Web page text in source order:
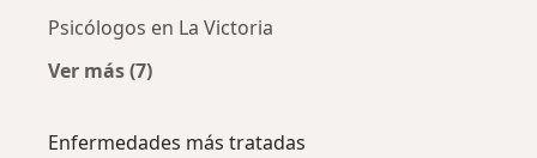
Psicólogos en La Victoria
Ver más (7)
Enfermedades más tratadas